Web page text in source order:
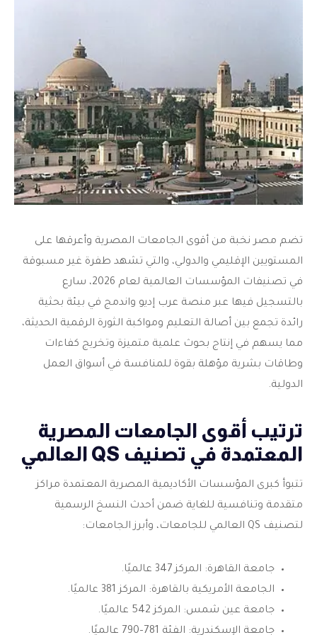
تضم مصر نخبة من أقوى الجامعات المصرية وأعرقها على
المستويين الإقليمي والدولي، والتي تشهد طفرة غير مسبوقة
في تصنيفات المؤسسات العالمية لعام 2026، سارع
بالتسجيل فيها عبر منصة عرب إديو واندمج في بيئة بحثية
رائدة تجمع بين أصالة التعليم ومواكبة الثورة الرقمية الحديثة،
مما يسهم في إنتاج بحوث علمية متميزة وتخريج كفاءات
وطاقات بشرية مؤهلة بقوة للمنافسة في أسواق العمل
الدولية.
ترتيب أقوى الجامعات المصرية
المعتمدة في تصنيف QS العالمي
تتبوأ كبرى المؤسسات الأكاديمية المصرية المعتمدة مراكز
متقدمة وتنافسية للغاية ضمن أحدث النسخ الرسمية
لتصنيف QS العالمي للجامعات، وأبرز الجامعات:
جامعة القاهرة: المركز 347 عالميًا.
الجامعة الأمريكية بالقاهرة: المركز 381 عالميًا.
جامعة عين شمس: المركز 542 عالميًا.
جامعة الإسكندرية: الفئة 781–790 عالميًا.